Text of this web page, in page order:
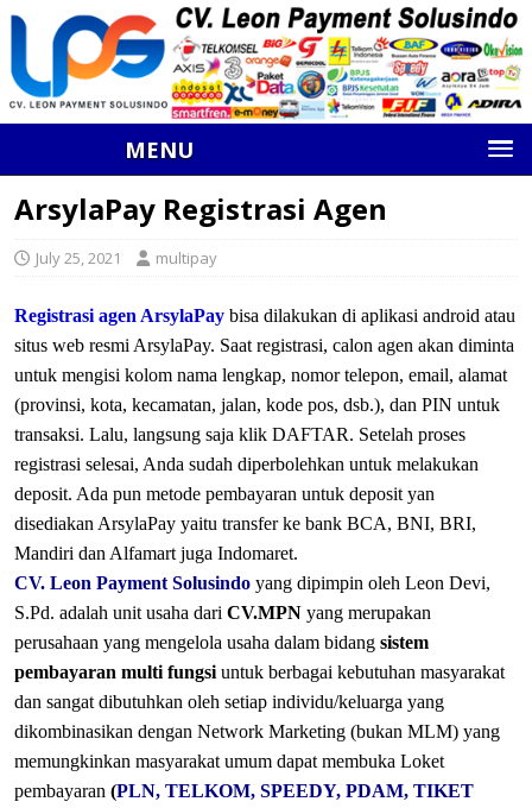
MENU
ArsylaPay Registrasi Agen
July 25, 2021 multipay
Registrasi agen ArsylaPay bisa dilakukan di aplikasi android atau
situs web resmi ArsylaPay. Saat registrasi, calon agen akan diminta
untuk mengisi kolom nama lengkap, nomor telepon, email, alamat
(provinsi, kota, kecamatan, jalan, kode pos, dsb.), dan PIN untuk
transaksi. Lalu, langsung saja klik DAFTAR. Setelah proses
registrasi selesai, Anda sudah diperbolehkan untuk melakukan
deposit. Ada pun metode pembayaran untuk deposit yan
disediakan ArsylaPay yaitu transfer ke bank BCA, BNI, BRI,
Mandiri dan Alfamart juga Indomaret.
CV. Leon Payment Solusindo yang dipimpin oleh Leon Devi,
S.Pd. adalah unit usaha dari CV.MPN yang merupakan
perusahaan yang mengelola usaha dalam bidang sistem
pembayaran multi fungsi untuk berbagai kebutuhan masyarakat
dan sangat dibutuhkan oleh setiap individu/keluarga yang
dikombinasikan dengan Network Marketing (bukan MLM) yang
memungkinkan masyarakat umum dapat membuka Loket
pembayaran (PLN, TELKOM, SPEEDY, PDAM, TIKET